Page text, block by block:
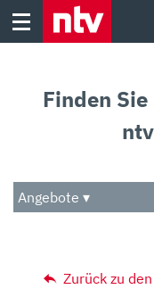
Skip
Audio
Das Beste
Finden
Angebote ▾
Zurück zu den